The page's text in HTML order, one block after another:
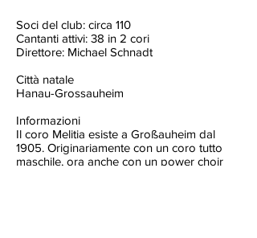
Soci del club: circa 110
Cantanti attivi: 38 in 2 cori
Direttore: Michael Schnadt
Città natale
Hanau-Grossauheim
Informazioni
Il coro Melitia esiste a Großauheim dal
1905. Originariamente con un coro tutto
maschile, ora anche con un power choir